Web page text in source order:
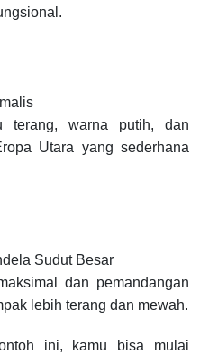
terang, warna putih, dan
Utara yang sederhana
Sudut Besar
dan pemandangan
lebih terang dan mewah.
ini, kamu bisa mulai